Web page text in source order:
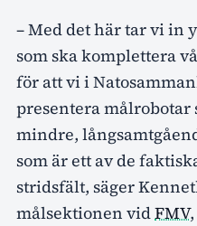
– Med det här tar vi in
som ska komplettera
för att vi i
presentera målrobotar
mindre,
som är ett av de
stridsfält, säger
målsektionen vidFMV